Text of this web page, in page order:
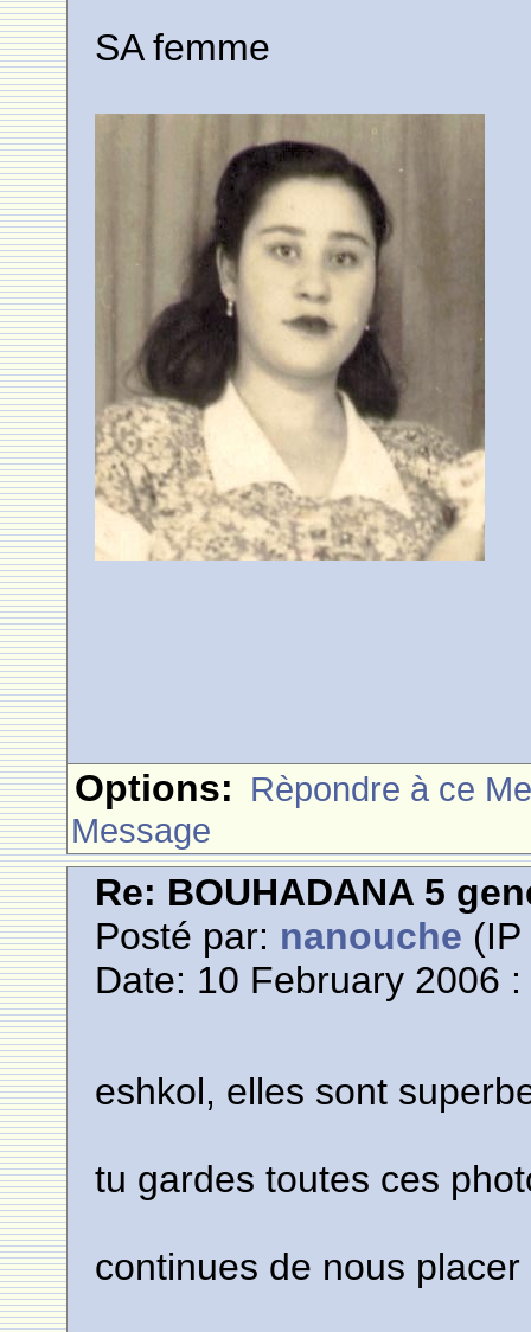
SA femme
Options: Rèpondre à ce
Message
Re: BOUHADANA 5
Posté par: nanouche
Date: 10 February 2006
eshkol, elles sont
tu gardes toutes ces
continues de nous